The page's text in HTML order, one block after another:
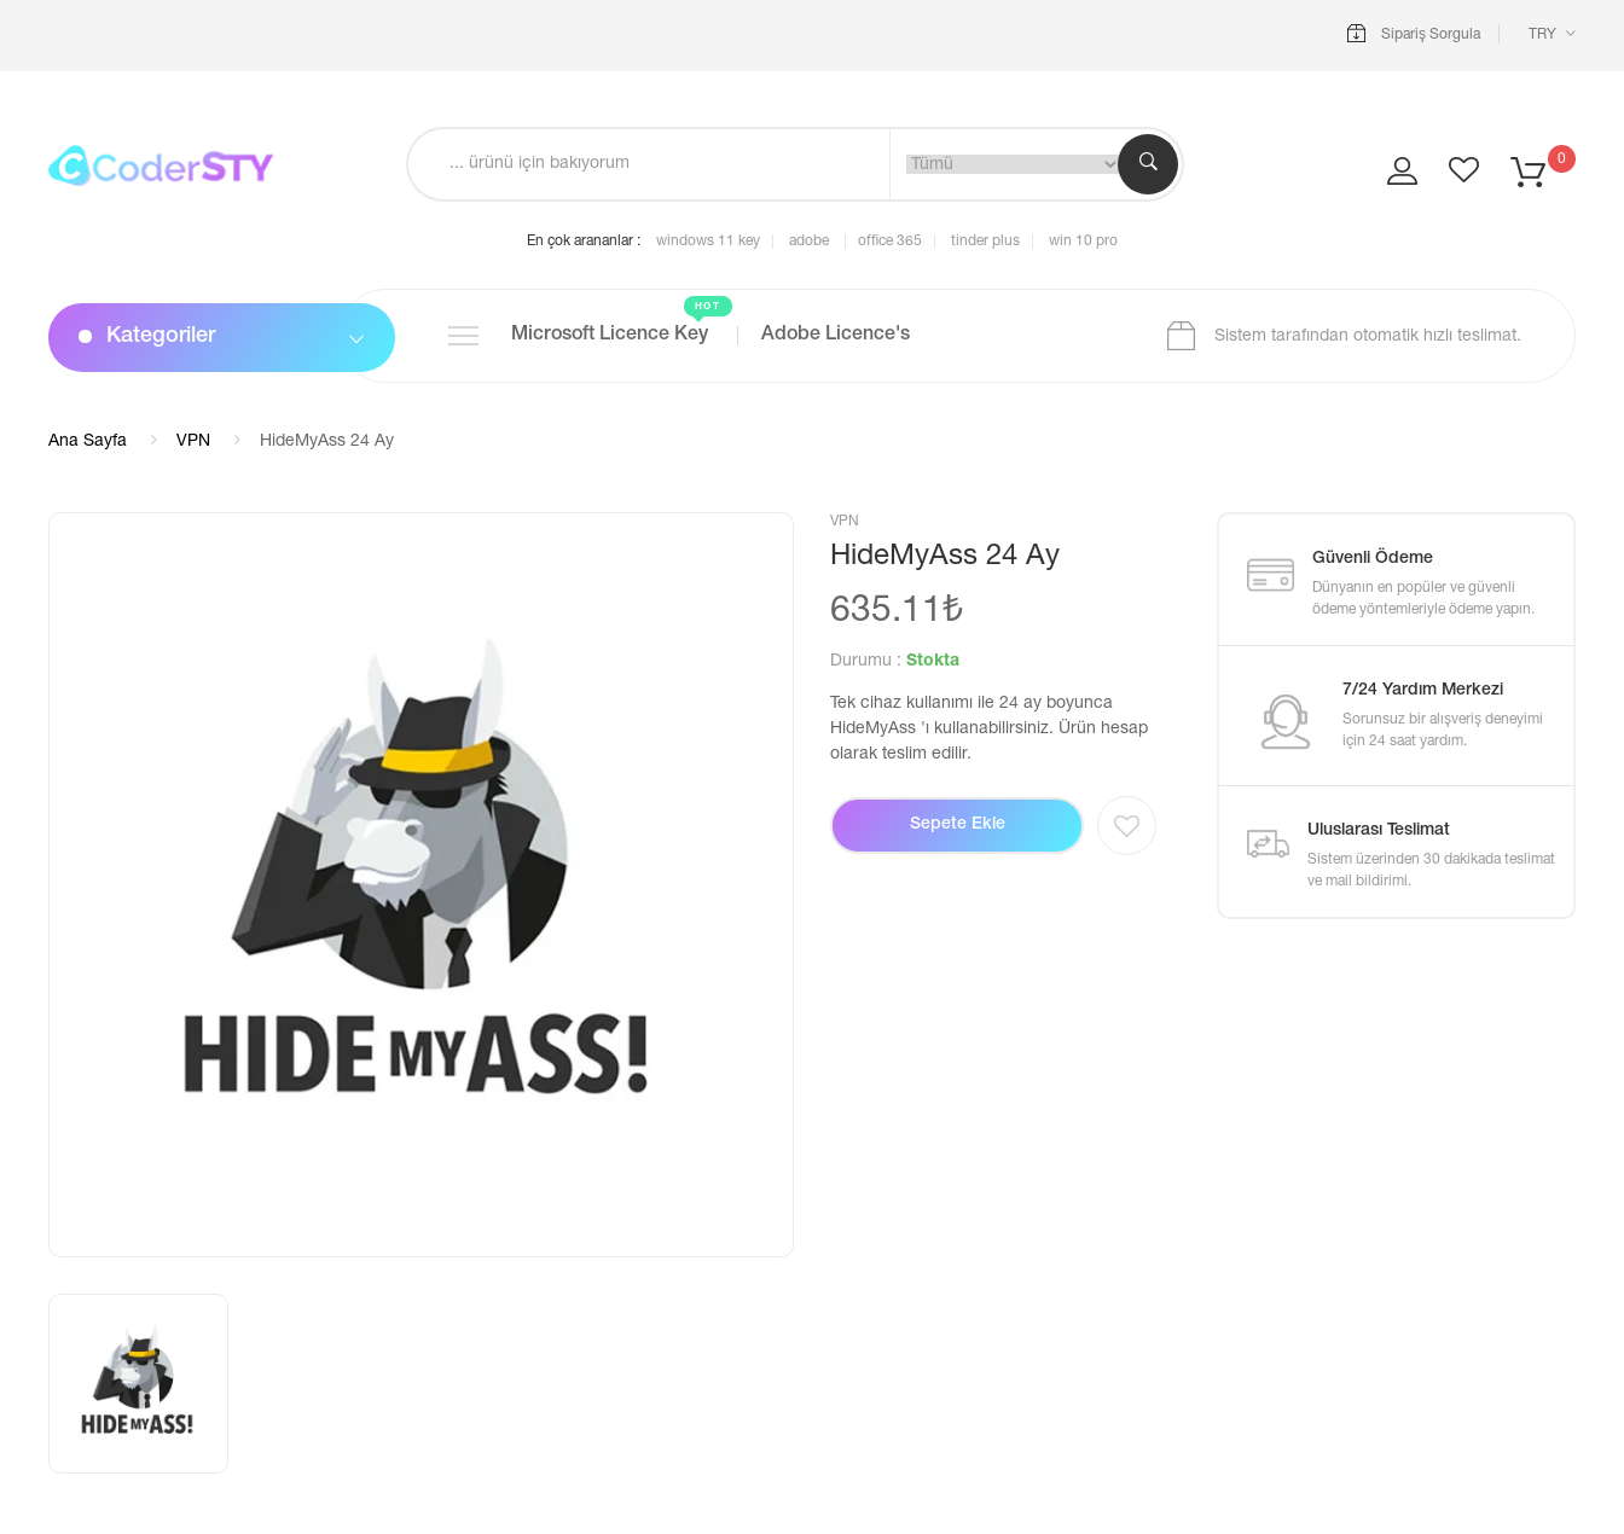
Sipariş Sorgula TRY
En çok arananlar : windows 11 key adobe office 365 tinder plus win 10 pro
0
Kategoriler Microsoft Licence Key
HOT
Adobe Licence's Sistem tarafından otomatik hızlı teslimat.
Ana Sayfa VPN HideMyAss 24 Ay
VPN
HideMyAss 24 Ay
635.11₺
Durumu : Stokta
Tek cihaz kullanımı ile 24 ay boyunca
HideMyAss 'ı kullanabilirsiniz. Ürün hesap
olarak teslim edilir.
Sepete Ekle
Güvenli Ödeme
Dünyanın en popüler ve güvenli
ödeme yöntemleriyle ödeme yapın.
7/24 Yardım Merkezi
Sorunsuz bir alışveriş deneyimi
için 24 saat yardım.
Uluslarası Teslimat
Sistem üzerinden 30 dakikada teslimat
ve mail bildirimi.